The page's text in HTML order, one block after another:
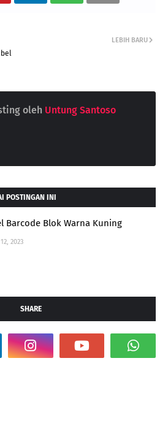
LEBIH BARU
oleh Untung Santoso
POSTINGAN INI
Barcode Blok Warna Kuning
2023
SHARE